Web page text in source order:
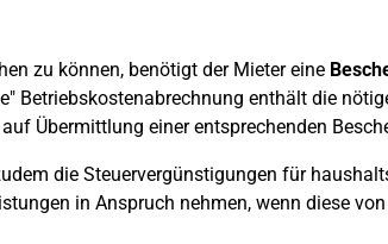
zu können, benötigt der Mieter eine
Betriebskostenabrechnung enthält die
Übermittlung einer entsprechenden
die Steuervergünstigungen für
in Anspruch nehmen, wenn diese